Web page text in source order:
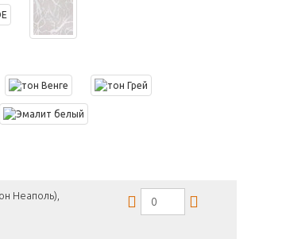
Неаполь),